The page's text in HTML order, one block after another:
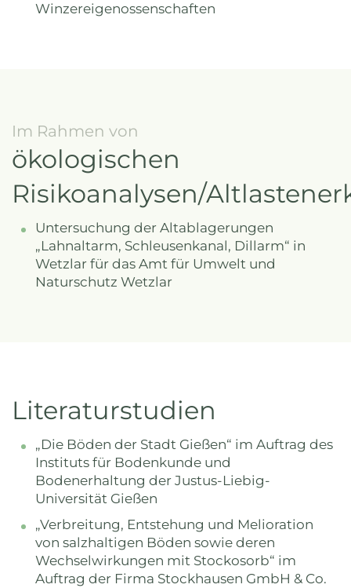
Winzereigenossenschaften
Im Rahmen von
ökologischen
Risikoanalysen/
Untersuchung der Altablagerungen
„Lahnaltarm, Schleusenkanal, Dillarm“ in
Wetzlar für das Amt für Umwelt und
Naturschutz Wetzlar
Literaturstudien
„Die Böden der Stadt Gießen“ im Auftrag des
Instituts für Bodenkunde und
Bodenerhaltung der Justus-Liebig-
Universität Gießen
„Verbreitung, Entstehung und Melioration
von salzhaltigen Böden sowie deren
Wechselwirkungen mit Stockosorb“ im
Auftrag der Firma Stockhausen GmbH & Co.